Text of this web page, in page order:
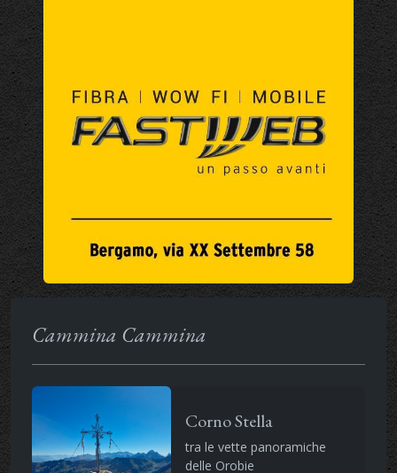
Cammina Cammina
Corno Stella
tra le vette panoramiche
delle Orobie